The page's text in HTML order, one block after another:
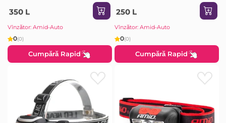
350 L
Vînzător: Amid-Auto
0(0)
Cumpără Rapid
250 L
Vînzător: Amid-Auto
0(0)
Cumpără Rapid